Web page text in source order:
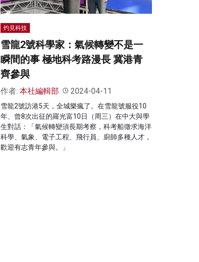
灼見科技
雪龍2號科學家：氣候轉變不是一
瞬間的事 極地科考路漫長 冀港青
齊參與
作者: 本社編輯部 2024-04-11
雪龍2號訪港5天，全城樂瘋了。在雪龍號服役10
年、曾8次出征的羅光富10日（周三）在中大與學
生對話：「氣候轉變須長期考察，科考船徵求海洋
科學、氣象、電子工程、飛行員、廚師多種人才，
歡迎有志青年參與。」